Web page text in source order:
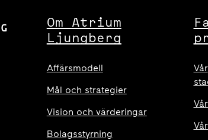
Om Atrium
Ljungberg
Affärsmodell
Mål och strategier
Vision och värderingar
Bolagsstyrning
Vår